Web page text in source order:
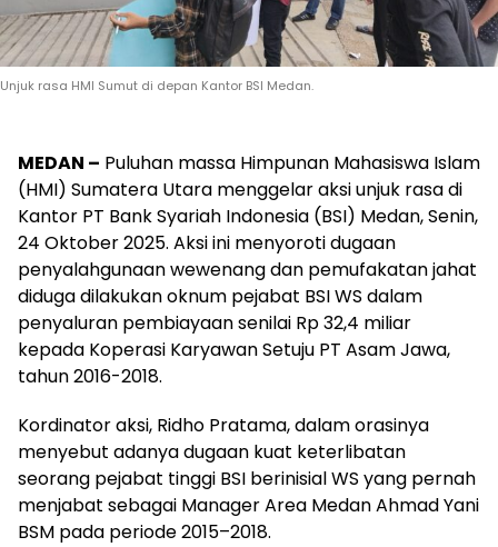
Unjuk rasa HMI Sumut di depan Kantor BSI Medan.
MEDAN – Puluhan massa Himpunan Mahasiswa Islam
(HMI) Sumatera Utara menggelar aksi unjuk rasa di
Kantor PT Bank Syariah Indonesia (BSI) Medan, Senin,
24 Oktober 2025. Aksi ini menyoroti dugaan
penyalahgunaan wewenang dan pemufakatan jahat
diduga dilakukan oknum pejabat BSI WS dalam
penyaluran pembiayaan senilai Rp 32,4 miliar
kepada Koperasi Karyawan Setuju PT Asam Jawa,
tahun 2016-2018.
Kordinator aksi, Ridho Pratama, dalam orasinya
menyebut adanya dugaan kuat keterlibatan
seorang pejabat tinggi BSI berinisial WS yang pernah
menjabat sebagai Manager Area Medan Ahmad Yani
BSM pada periode 2015–2018.